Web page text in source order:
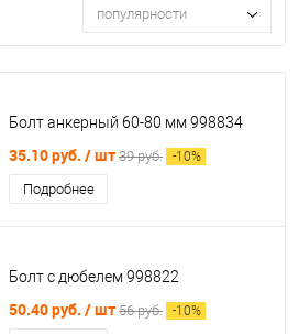
популярности
Болт анкерный 60-80 мм 998834
35.10 руб. / шт 39 руб. -10%
Подробнее
Болт с дюбелем 998822
50.40 руб. / шт 56 руб. -10%